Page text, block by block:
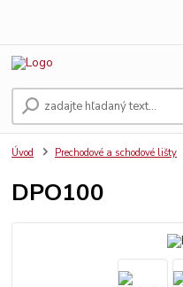
Úvod Prechodové a schodové lišty
DPO100